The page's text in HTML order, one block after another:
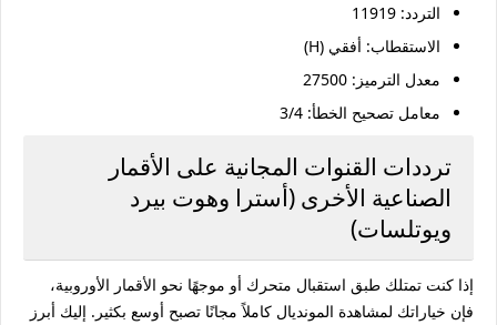
التردد:
الاستقطاب: أفقي (H)
معدل الترميز:
معامل تصحيح الخطأ:
ترددات القنوات المجانية على الأقمار
الصناعية الأخرى (أسترا وهوت بيرد
ويوتلسات)
إذا كنت تمتلك طبق استقبال متحرك أو موجهًا نحو الأقمار الأوروبية،
فإن خياراتك لمشاهدة المونديال كاملاً مجانًا تصبح أوسع بكثير. إليك أبرز